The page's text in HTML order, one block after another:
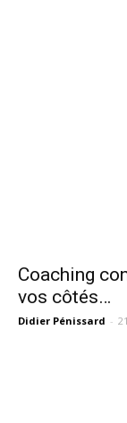
Coaching
vos côtés…
Didier Pénissard -